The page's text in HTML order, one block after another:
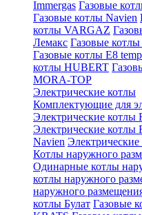
Immergas Газовые
Газовые котлы Navien
котлы VARGAZ
Лемакс Газовые
Газовые котлы E8
котлы HUBERT
MORA-TOP
Электрические котлы
Комплектующие для
Электрические котлы
Электрические котлы
Navien
Котлы наружного
Одинарные котлы
котлы наружного
наружного
котлы Булат Газовые